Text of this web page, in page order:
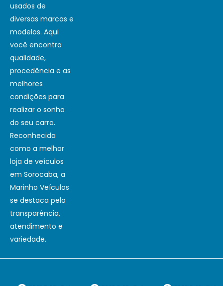
usados de
diversas marcas e
modelos. Aqui
você encontra
qualidade,
procedência e as
melhores
condições para
realizar o sonho
do seu carro.
Reconhecida
como a melhor
loja de veículos
em Sorocaba, a
Marinho Veículos
se destaca pela
transparência,
atendimento e
variedade.